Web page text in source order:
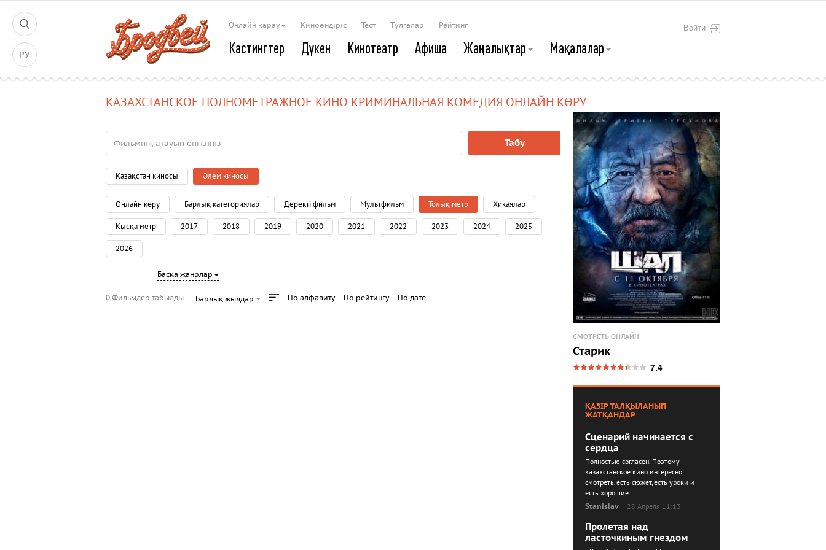
РУ
Войти
Онлайн қарау Киноөндіріс Тест Тұлғалар Рейтинг
Кастингтер Дүкен Кинотеатр Афиша Жаңалықтар Мақалалар
КАЗАХСТАНСКОЕ ПОЛНОМЕТРАЖНОЕ КИНО КРИМИНАЛЬНАЯ КОМЕДИЯ ОНЛАЙН КӨРУ
Табу
Қазақстан киносы Әлем киносы
Онлайн көру Барлық категориялар Деректі фильм Мультфильм Толық метр Хикаялар
Қысқа метр 2017 2018 2019 2020 2021 2022 2023 2024 2025
2026
Басқа жанрлар
0 Фильмдер табылды Барлық жылдар По алфавиту По рейтингу По дате
СМОТРЕТЬ ОНЛАЙН
Старик
7.4
ҚАЗІР ТАЛҚЫЛАНЫП
ЖАТҚАНДАР
Сценарий начинается с
сердца
Полностью согласен. Поэтому
казахстанское кино интересно
смотреть, есть сюжет, есть уроки и
есть хорошие...
Stanislav
28 Апреля 11:13
Пролетая над
ласточкиным гнездом